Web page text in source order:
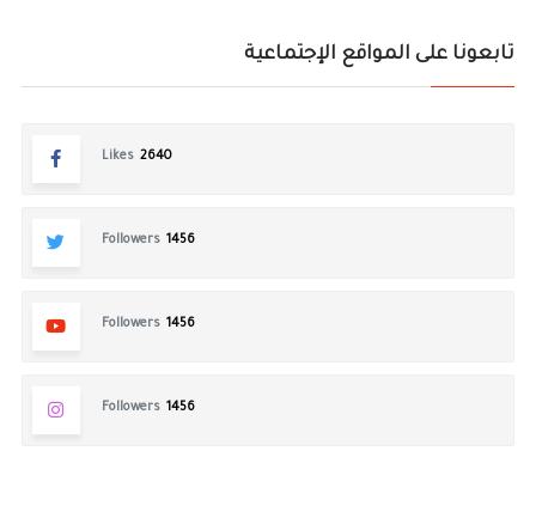
تابعونا على المواقع الإجتماعية
Likes 2640
Followers 1456
Followers 1456
Followers 1456